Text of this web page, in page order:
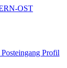
Posteingang Profil